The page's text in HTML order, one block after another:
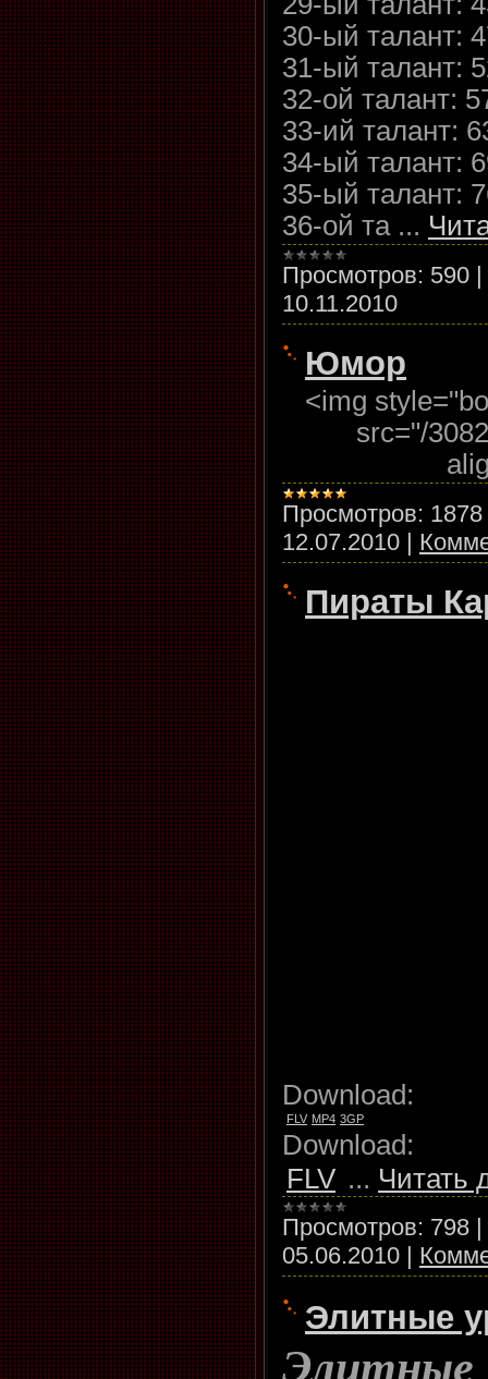
30-ый талант:
31-ый талант:
32-ой талант:
33-ий талант:
34-ый талант:
35-ый талант:
36-ой та ...
Просмотров: 590 |
10.11.2010
Юмор
<img
src="/
Просмотров: 1878
12.07.2010 |
Пираты
Download:
FLV MP4 3GP
Download:
FLV ... Читать
Просмотров: 798 |
05.06.2010 |
Элитные
Элитные